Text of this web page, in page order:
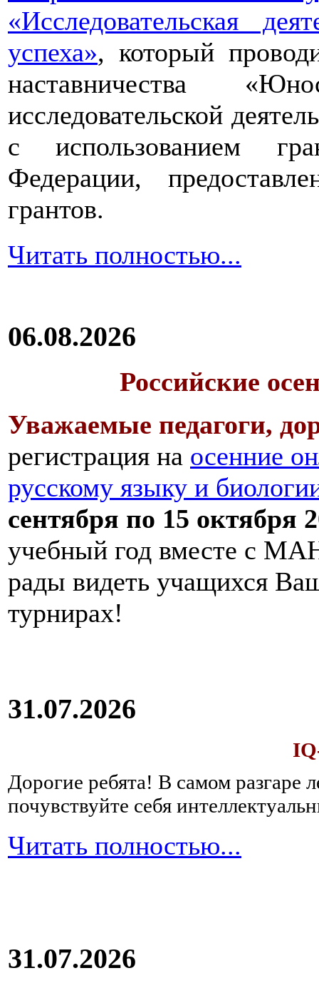
«Исследовательская
успеха», который
наставничества
исследовательской
с использованием
Федерации,
грантов.
Читать полностью...
06.08.2026
Российские
Уважаемые педагоги,
регистрация на осенние
русскому языку и
сентября по 15 октября
учебный год вместе с
рады видеть учащихся
турнирах!
31.07.2026
Дорогие ребята! В самом разгаре
почувствуйте себя
Читать полностью...
31.07.2026